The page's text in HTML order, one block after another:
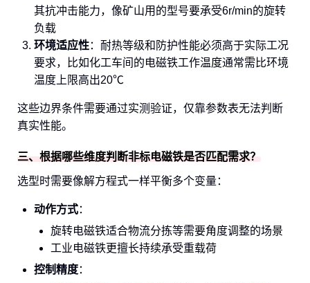
其抗冲击能力，像矿山用的型号要承受6r/min的旋转
负载
环境适应性：耐热等级和防护性能必须高于实际工况
要求，比如化工车间的电磁铁工作温度通常需比环境
温度上限高出20℃
这些边界条件需要通过实测验证，仅靠参数表无法判断
真实性能。
三、根据哪些维度判断非标电磁铁是否匹配需求？
选型时需要像解方程式一样平衡多个变量：
动作方式：
旋转电磁铁适合物流分拣等需要角度调整的场景
工业电磁铁更擅长持续承受重载荷
控制精度：